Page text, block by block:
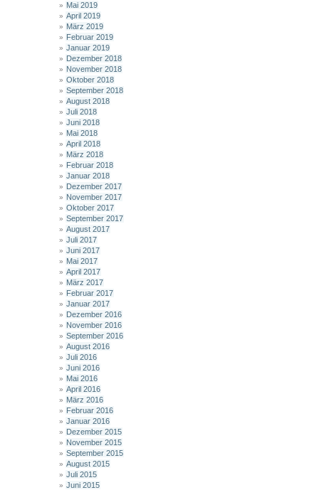
Mai 2019
April 2019
März 2019
Februar 2019
Januar 2019
Dezember 2018
November 2018
Oktober 2018
September 2018
August 2018
Juli 2018
Juni 2018
Mai 2018
April 2018
März 2018
Februar 2018
Januar 2018
Dezember 2017
November 2017
Oktober 2017
September 2017
August 2017
Juli 2017
Juni 2017
Mai 2017
April 2017
März 2017
Februar 2017
Januar 2017
Dezember 2016
November 2016
September 2016
August 2016
Juli 2016
Juni 2016
Mai 2016
April 2016
März 2016
Februar 2016
Januar 2016
Dezember 2015
November 2015
September 2015
August 2015
Juli 2015
Juni 2015